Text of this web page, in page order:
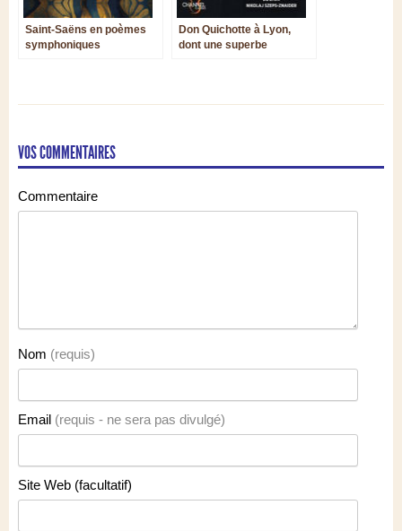
Saint-Saëns en poèmes
symphoniques
Don Quichotte à Lyon,
dont une superbe
VOS COMMENTAIRES
Commentaire
Nom (requis)
Email (requis - ne sera pas divulgé)
Site Web (facultatif)